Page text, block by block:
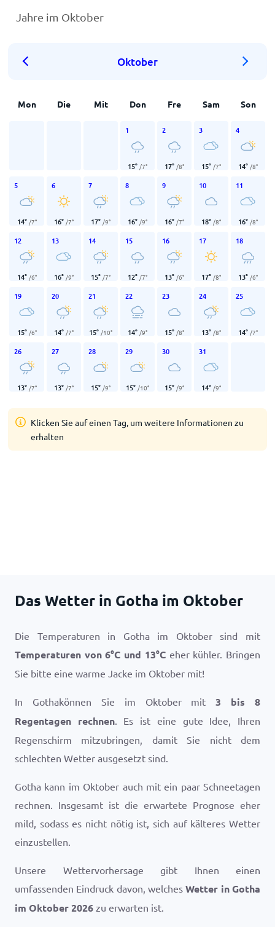
Jahre im Oktober
Oktober
Mon Die Mit Don Fre Sam Son
1
15° /7°
2
17° /8°
3
15° /7°
4
14° /8°
5
14° /7°
6
16° /7°
7
17° /9°
8
16° /9°
9
16° /7°
10
18° /8°
11
16° /8°
12
14° /6°
13
16° /9°
14
15° /7°
15
12° /7°
16
13° /6°
17
17° /8°
18
13° /6°
19
15° /6°
20
14° /7°
21
15° /10°
22
14° /9°
23
15° /8°
24
13° /8°
25
14° /7°
26
13° /7°
27
13° /7°
28
15° /9°
29
15° /10°
30
15° /9°
31
14° /9°
Klicken Sie auf einen Tag, um weitere Informationen zu
erhalten
Das Wetter in Gotha im Oktober
Die Temperaturen in Gotha im Oktober sind mit
Temperaturen von6°C und 13°Ceher kühler. Bringen
Sie bitte eine warme Jacke im Oktober mit!
In Gothakönnen Sie im Oktober mit3 bis 8
Regentagen rechnen. Es ist eine gute Idee, Ihren
Regenschirm mitzubringen, damit Sie nicht dem
schlechten Wetter ausgesetzt sind.
Gotha kann im Oktober auch mit ein paar Schneetagen
rechnen. Insgesamt ist die erwartete Prognose eher
mild, sodass es nicht nötig ist, sich auf kälteres Wetter
einzustellen.
Unsere Wettervorhersage gibt Ihnen einen
umfassenden Eindruck davon, welchesWetter in Gotha
im Oktober 2026 zu erwarten ist.